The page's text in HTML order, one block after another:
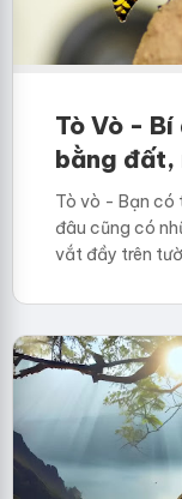
Tò Vò -
bằng đất,
Tò vò - Bạn có
đâu cũng có
vắt đầy trên